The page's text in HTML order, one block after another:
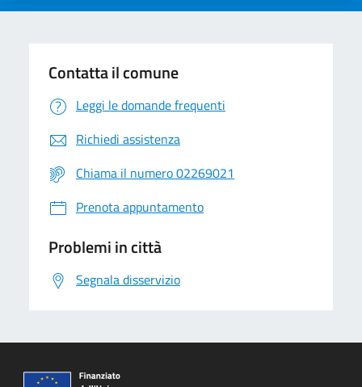
Contatta il comune
Leggi le domande frequenti
Richiedi assistenza
Chiama il numero 02269021
Prenota appuntamento
Problemi in città
Segnala disservizio